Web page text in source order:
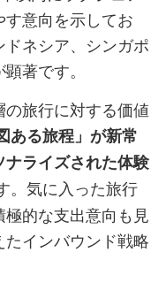
す意向を示してお
ネシア、シンガポ
著です。
旅行に対する価値
ある旅程」が新常
ライズされた体験
。気に入った旅行
的な支出意向も見
インバウンド戦略